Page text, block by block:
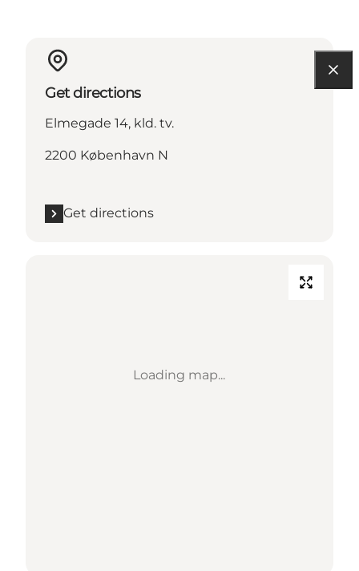
Get directions
Elmegade 14, kld. tv.
2200 København N
Get directions
Loading map...